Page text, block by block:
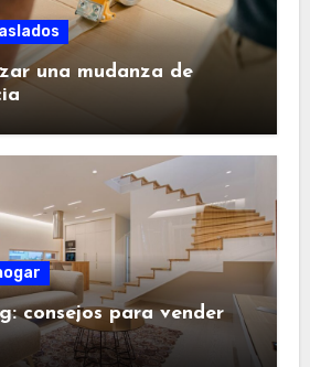
una mudanza de
consejos para vender